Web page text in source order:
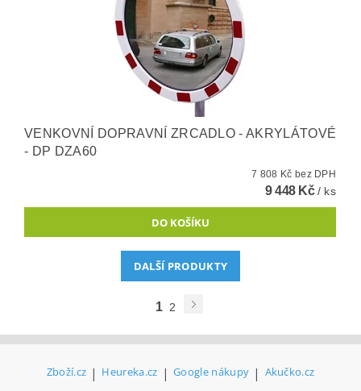
VENKOVNÍ DOPRAVNÍ ZRCADLO - AKRYLÁTOVÉ
- DP DZA60
7 808 Kč bez DPH
9 448 Kč/ ks
DALŠÍ PRODUKTY
1 2
Zboží.cz | Heureka.cz | Google nákupy | Akučko.cz